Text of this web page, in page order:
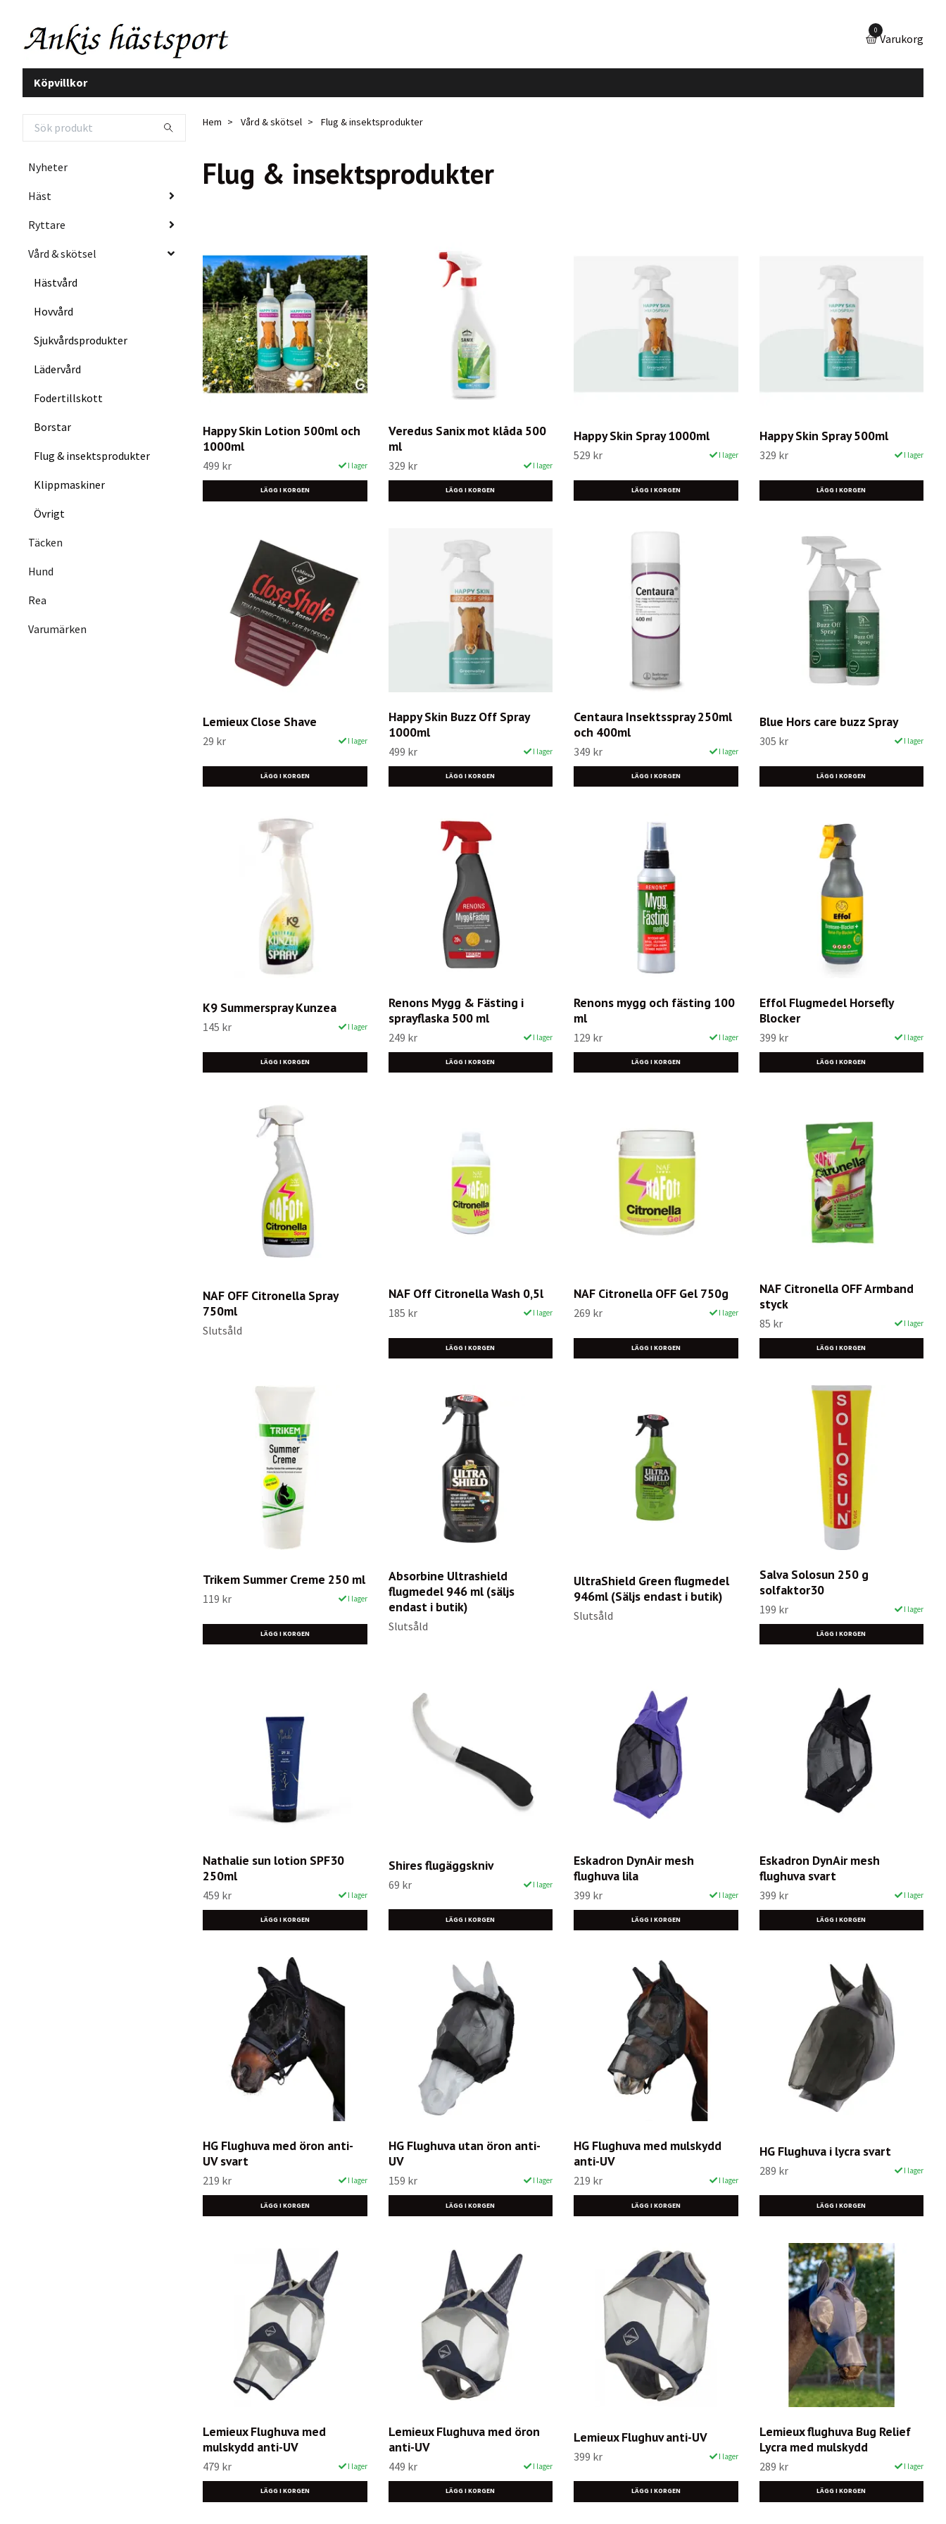
0
Varukorg
Köpvillkor
Nyheter
Häst
Ryttare
Vård & skötsel
Hästvård
Hovvård
Sjukvårdsprodukter
Lädervård
Fodertillskott
Borstar
Flug & insektsprodukter
Klippmaskiner
Övrigt
Täcken
Hund
Rea
Varumärken
Hem Vård & skötsel Flug & insektsprodukter
Flug & insektsprodukter
Happy Skin Lotion 500ml och
1000ml
499 kr I lager
LÄGG I KORGEN
Veredus Sanix mot klåda 500
ml
329 kr I lager
Happy Skin Spray 1000ml
529 kr I lager
Happy Skin Spray 500ml
329 kr I lager
Lemieux Close Shave
29 kr I lager
Happy Skin Buzz Off Spray
1000ml
499 kr I lager
Centaura Insektsspray 250ml
och 400ml
349 kr I lager
LÄGG I KORGEN
Blue Hors care buzz Spray
305 kr I lager
LÄGG I KORGEN
K9 Summerspray Kunzea
145 kr I lager
Renons Mygg & Fästing i
sprayflaska 500 ml
249 kr I lager
Renons mygg och fästing 100
ml
129 kr I lager
Effol Flugmedel Horsefly
Blocker
399 kr I lager
NAF OFF Citronella Spray
750ml
Slutsåld
NAF Off Citronella Wash 0,5l
185 kr I lager
NAF Citronella OFF Gel 750g
269 kr I lager
NAF Citronella OFF Armband
styck
85 kr I lager
Trikem Summer Creme 250 ml
119 kr I lager
Absorbine Ultrashield
flugmedel 946 ml (säljs
endast i butik)
Slutsåld
UltraShield Green flugmedel
946ml (Säljs endast i butik)
Slutsåld
Salva Solosun 250 g
solfaktor30
199 kr I lager
Nathalie sun lotion SPF30
250ml
459 kr I lager
Shires flugäggskniv
69 kr I lager
Eskadron DynAir mesh
flughuva lila
399 kr I lager
LÄGG I KORGEN
Eskadron DynAir mesh
flughuva svart
399 kr I lager
LÄGG I KORGEN
HG Flughuva med öron anti-
UV svart
219 kr I lager
LÄGG I KORGEN
HG Flughuva utan öron anti-
UV
159 kr I lager
LÄGG I KORGEN
HG Flughuva med mulskydd
anti-UV
219 kr I lager
LÄGG I KORGEN
HG Flughuva i lycra svart
289 kr I lager
LÄGG I KORGEN
Lemieux Flughuva med
mulskydd anti-UV
479 kr I lager
LÄGG I KORGEN
Lemieux Flughuva med öron
anti-UV
449 kr I lager
LÄGG I KORGEN
Lemieux Flughuv anti-UV
399 kr I lager
LÄGG I KORGEN
Lemieux flughuva Bug Relief
Lycra med mulskydd
289 kr I lager
LÄGG I KORGEN